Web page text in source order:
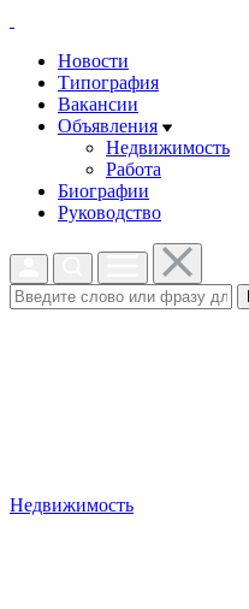
Новости
Типография
Вакансии
Объявления
Недвижимость
Работа
Биографии
Руководство
Недвижимость